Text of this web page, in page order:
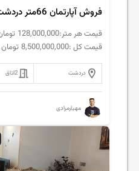
فروش آپارتمان 66متر دردشت فول امکانات
قیمت هر متر:128,000,000
قیمت کل :8,500,000,000 تومان
دردشت 2اتاق
مهیارمرادی